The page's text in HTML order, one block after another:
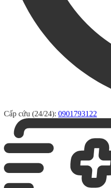
Cấp cứu (24/24): 0901793122